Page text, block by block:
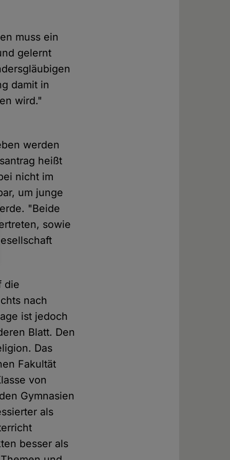
muss ein
gelernt
damit in
wird."
werden
heißt
nicht im
um junge
"Beide
sowie
die
nach
ist jedoch
Blatt. Den
Das
Fakultät
von
Gymnasien
als
besser als